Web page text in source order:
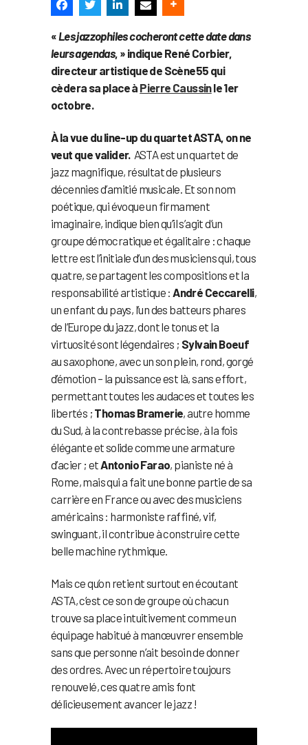
« Les jazzophiles cocheront cette date dans
leurs agendas, » indique René Corbier,
directeur artistique de Scène55 qui
cèdera sa place à Pierre Caussinle 1er
octobre.
À la vue du line-up du quartet ASTA, on ne
veut que valider. ASTA est un quartet de
jazz magnifique, résultat de plusieurs
décennies d’amitié musicale. Et son nom
poétique, qui évoque un firmament
imaginaire, indique bien qu’il s’agit d’un
groupe démocratique et égalitaire : chaque
lettre est l’initiale d’un des musiciens qui, tous
quatre, se partagent les compositions et la
responsabilité artistique : André Ceccarelli,
un enfant du pays, l’un des batteurs phares
de l’Europe du jazz, dont le tonus et la
virtuosité sont légendaires ; Sylvain Boeuf
au saxophone, avec un son plein, rond, gorgé
d’émotion – la puissance est là, sans effort,
permettant toutes les audaces et toutes les
libertés ; Thomas Bramerie, autre homme
du Sud, à la contrebasse précise, à la fois
élégante et solide comme une armature
d’acier ; et Antonio Farao, pianiste né à
Rome, mais qui a fait une bonne partie de sa
carrière en France ou avec des musiciens
américains : harmoniste raffiné, vif,
swinguant, il contribue à construire cette
belle machine rythmique.
Mais ce qu’on retient surtout en écoutant
ASTA, c’est ce son de groupe où chacun
trouve sa place intuitivement comme un
équipage habitué à manœuvrer ensemble
sans que personne n’ait besoin de donner
des ordres. Avec un répertoire toujours
renouvelé, ces quatre amis font
délicieusement avancer le jazz !